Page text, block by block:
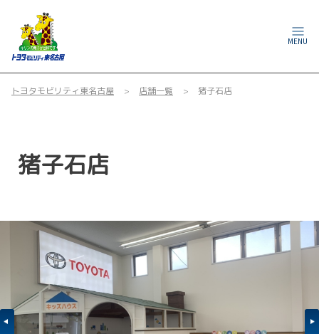
MENU
トヨタモビリティ東名古屋 店舗一覧 猪子石店
猪子石店